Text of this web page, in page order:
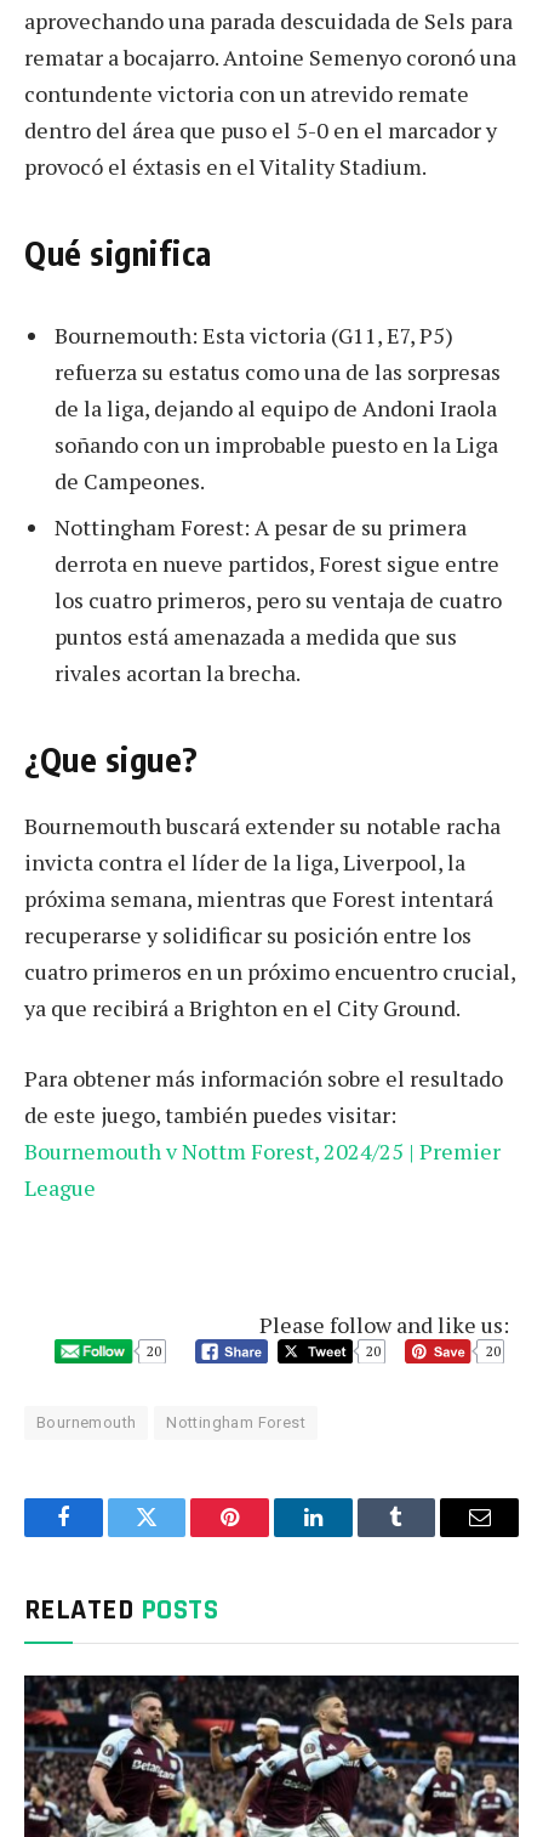
aprovechando una parada descuidada de Sels para
rematar a bocajarro. Antoine Semenyo coronó una
contundente victoria con un atrevido remate
dentro del área que puso el 5-0 en el marcador y
provocó el éxtasis en el Vitality Stadium.
Qué significa
Bournemouth: Esta victoria (G11, E7, P5)
refuerza su estatus como una de las sorpresas
de la liga, dejando al equipo de Andoni Iraola
soñando con un improbable puesto en la Liga
de Campeones.
Nottingham Forest: A pesar de su primera
derrota en nueve partidos, Forest sigue entre
los cuatro primeros, pero su ventaja de cuatro
puntos está amenazada a medida que sus
rivales acortan la brecha.
¿Que sigue?
Bournemouth buscará extender su notable racha
invicta contra el líder de la liga, Liverpool, la
próxima semana, mientras que Forest intentará
recuperarse y solidificar su posición entre los
cuatro primeros en un próximo encuentro crucial,
ya que recibirá a Brighton en el City Ground.
Para obtener más información sobre el resultado
de este juego, también puedes visitar:
Bournemouth v Nottm Forest, 2024/25 | Premier
League
Please follow and like us:
20 20 20
Bournemouth Nottingham Forest
FacebookTwitter Pinterest LinkedInTumblr Email
RELATED POSTS